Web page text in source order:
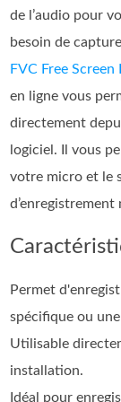
de l’audio pour
besoin de
FVC Free Screen
en ligne vous
directement
logiciel. Il vous
votre micro et le
d’enregistrement
Permet
spécifique ou
Utilisable
installation.
Idéal pour